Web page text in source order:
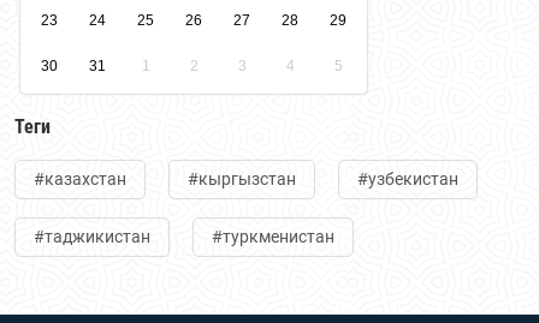
23 24 25 26 27 28 29
30 31 1 2 3 4 5
Теги
#казахстан #кыргызстан #узбекистан
#таджикистан #туркменистан